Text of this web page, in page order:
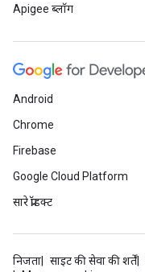
Apigee ब्लॉग
Android
Chrome
Firebase
Google Cloud Platform
सारे प्रॉडक्ट
निजता साइट की सेवा की शर्तें